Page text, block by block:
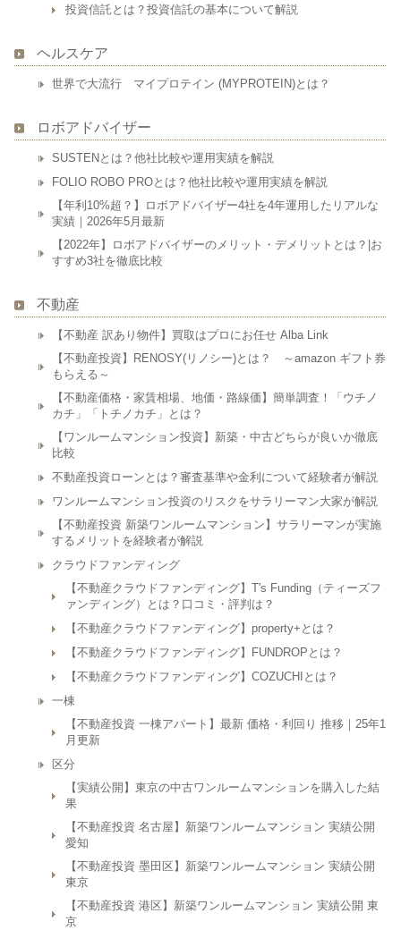
投資信託とは？投資信託の基本について解説
ヘルスケア
世界で大流行 マイプロテイン (MYPROTEIN)とは？
ロボアドバイザー
SUSTENとは？他社比較や運用実績を解説
FOLIO ROBO PROとは？他社比較や運用実績を解説
【年利10%超？】ロボアドバイザー4社を4年運用したリアルな
実績｜2026年5月最新
【2022年】ロボアドバイザーのメリット・デメリットとは？|お
すすめ3社を徹底比較
不動産
【不動産 訳あり物件】買取はプロにお任せ Alba Link
【不動産投資】RENOSY(リノシー)とは？ ～amazon ギフト券
もらえる～
【不動産価格・家賃相場、地価・路線価】簡単調査！「ウチノ
カチ」「トチノカチ」とは？
【ワンルームマンション投資】新築・中古どちらが良いか徹底
比較
不動産投資ローンとは？審査基準や金利について経験者が解説
ワンルームマンション投資のリスクをサラリーマン大家が解説
【不動産投資 新築ワンルームマンション】サラリーマンが実施
するメリットを経験者が解説
クラウドファンディング
【不動産クラウドファンディング】T's Funding（ティーズフ
ァンディング）とは？口コミ・評判は？
【不動産クラウドファンディング】property+とは？
【不動産クラウドファンディング】FUNDROPとは？
【不動産クラウドファンディング】COZUCHIとは？
一棟
【不動産投資 一棟アパート】最新 価格・利回り 推移｜25年1
月更新
区分
【実績公開】東京の中古ワンルームマンションを購入した結
果
【不動産投資 名古屋】新築ワンルームマンション 実績公開
愛知
【不動産投資 墨田区】新築ワンルームマンション 実績公開
東京
【不動産投資 港区】新築ワンルームマンション 実績公開 東
京